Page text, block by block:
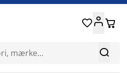

 